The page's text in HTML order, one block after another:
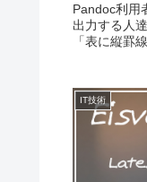
Pandoc利用
出力する人
「表に縦罫
び、その永
ことが出来
れた
常）Pan
IT技術